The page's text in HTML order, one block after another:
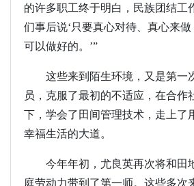
的许多职工终于明白，民族团结工
们事后说‘只要真心对待、真心来
可以做好的。’”
这些来到陌生环境，又是第一
员，克服了最初的不适应，在合作
下，学会了田间管理技术，走上了
幸福生活的大道。
今年年初，尤良英再次将和田
庭劳动力带到了第一师。这些多次